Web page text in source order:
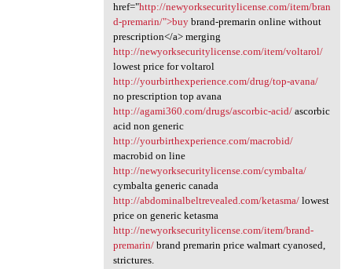
href="http://newyorksecuritylicense.com/item/bran
d-premarin/">buybrand-premarin online without
prescription</a> merging
http://newyorksecuritylicense.com/item/voltarol/
lowest price for voltarol
http://yourbirthexperience.com/drug/top-avana/
no prescription top avana
http://agami360.com/drugs/ascorbic-acid/ascorbic
acid non generic
http://yourbirthexperience.com/macrobid/
macrobid on line
http://newyorksecuritylicense.com/cymbalta/
cymbalta generic canada
http://abdominalbeltrevealed.com/ketasma/lowest
price on generic ketasma
http://newyorksecuritylicense.com/item/brand-
premarin/brand premarin price walmart cyanosed,
strictures.